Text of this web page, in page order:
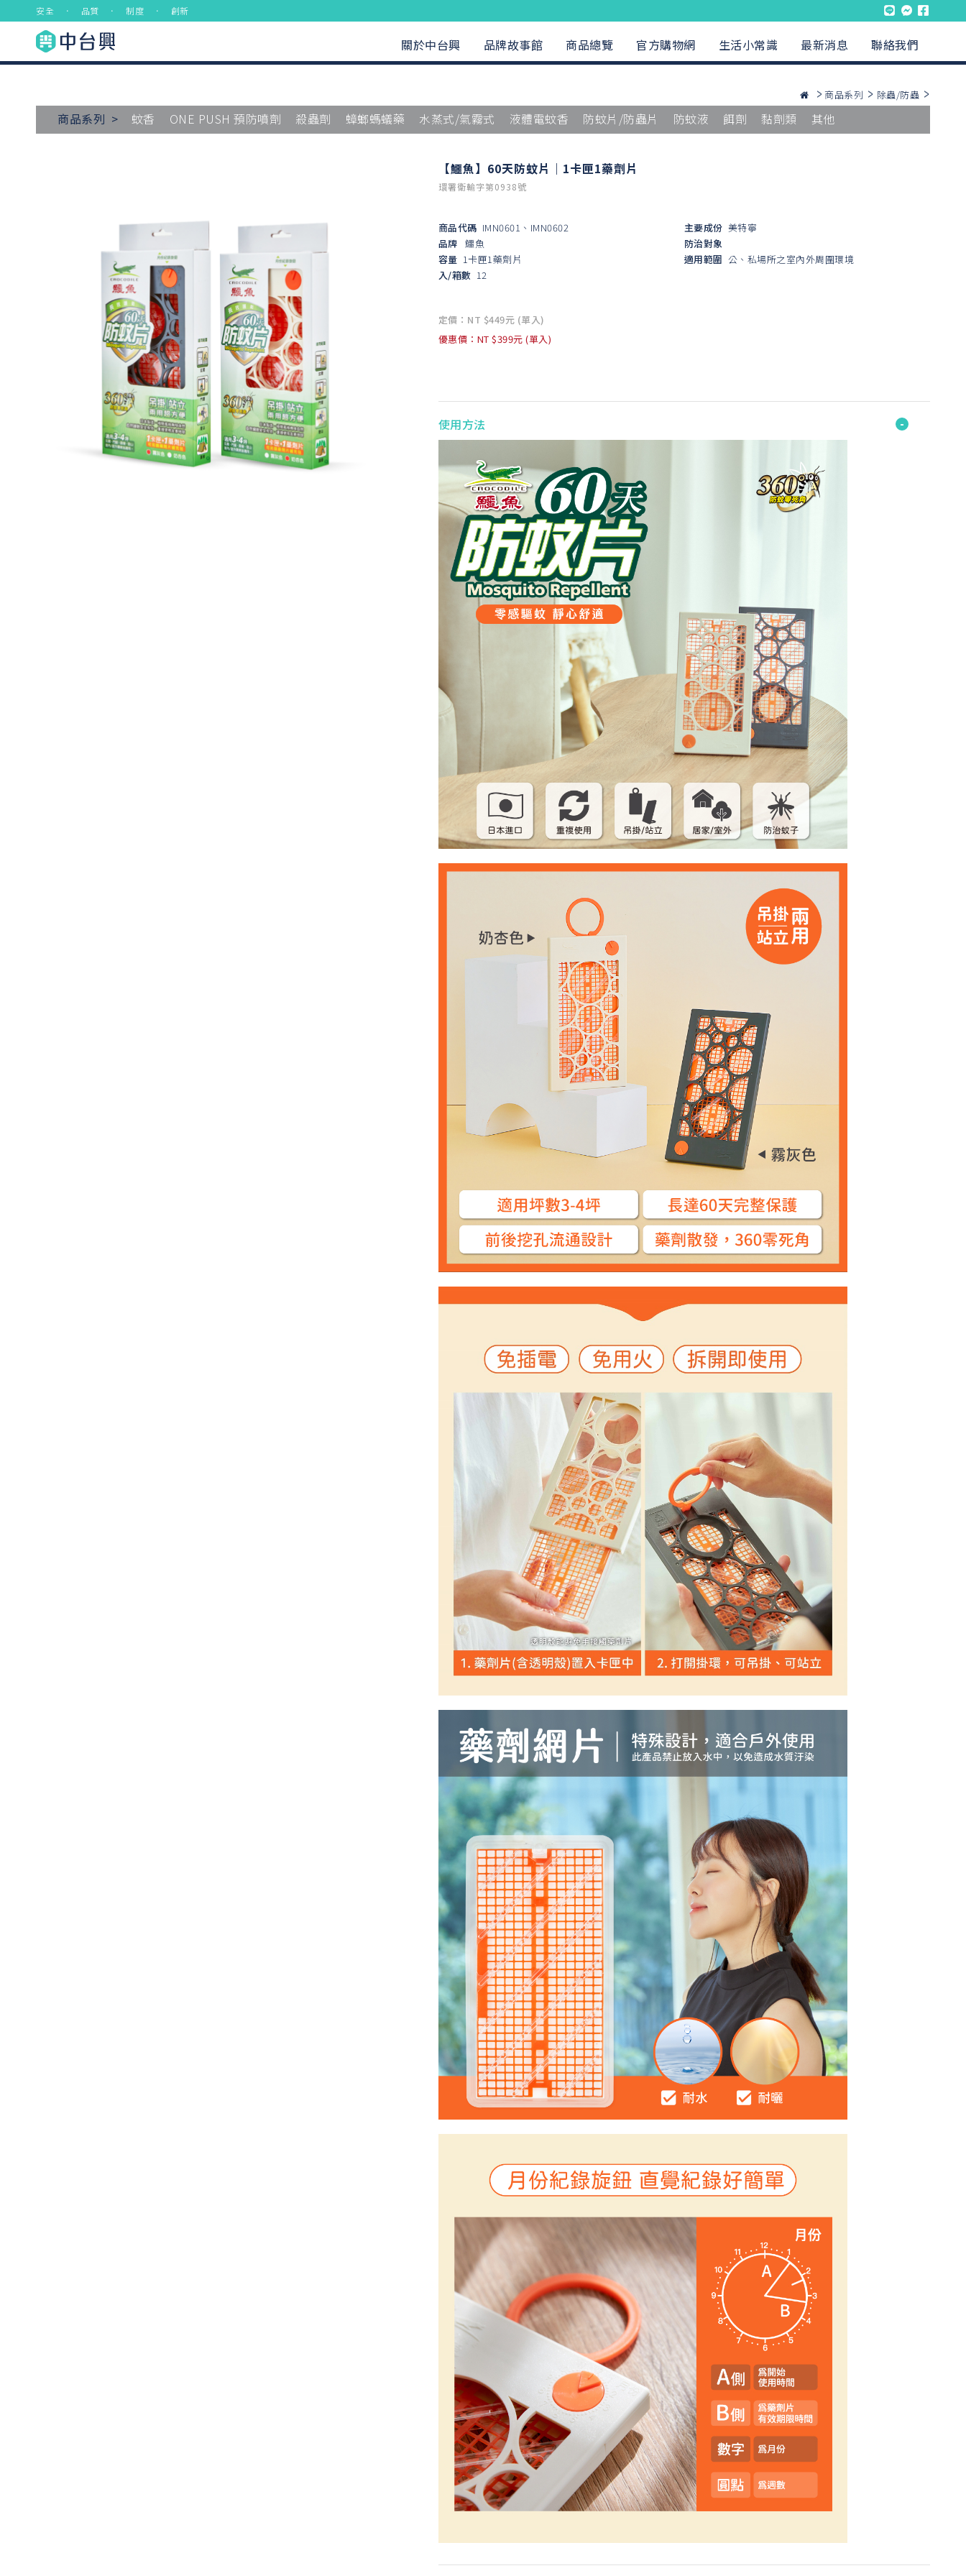
安全 ． 品質 ． 制度 ． 創新
關於中台興 品牌故事館 商品總覽 官方購物網 生活小常識 最新消息 聯絡我們
商品系列 除蟲/防蟲
商品系列 > 蚊香 ONE PUSH 預防噴劑 殺蟲劑 蟑螂螞蟻藥 水蒸式/氣霧式 液體電蚊香 防蚊片/防蟲片 防蚊液 餌劑 黏劑類 其他
【鱷魚】60天防蚊片｜1卡匣1藥劑片
環署衛輸字第0938號
商品代碼 IMN0601、IMN0602
品牌 鱷魚
容量 1卡匣1藥劑片
入/箱數 12
主要成份 美特寧
防治對象
適用範圍 公、私場所之室內外周圍環境
定價：NT $449元 (單入)
優惠價：NT $399元 (單入)
使用方法